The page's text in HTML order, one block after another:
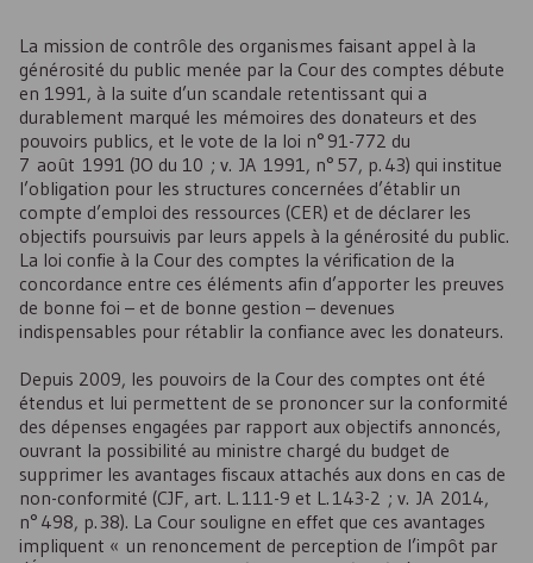
La mission de contrôle des organismes faisant appel à la
générosité du public menée par la Cour des comptes débute
en 1991, à la suite d’un scandale retentissant qui a
durablement marqué les mémoires des donateurs et des
pouvoirs publics, et le vote de la loi n° 91-772 du
7 août 1991 (JO du 10 ; v. JA 1991, n° 57, p. 43) qui institue
l’obligation pour les structures concernées d’établir un
compte d’emploi des ressources (CER) et de déclarer les
objectifs poursuivis par leurs appels à la générosité du public.
La loi confie à la Cour des comptes la vérification de la
concordance entre ces éléments afin d’apporter les preuves
de bonne foi – et de bonne gestion – devenues
indispensables pour rétablir la confiance avec les donateurs.
Depuis 2009, les pouvoirs de la Cour des comptes ont été
étendus et lui permettent de se prononcer sur la conformité
des dépenses engagées par rapport aux objectifs annoncés,
ouvrant la possibilité au ministre chargé du budget de
supprimer les avantages fiscaux attachés aux dons en cas de
non-conformité (CJF, art. L. 111-9 et L. 143-2 ; v. JA 2014,
n° 498, p. 38). La Cour souligne en effet que ces avantages
impliquent « un renoncement de perception de l’impôt par